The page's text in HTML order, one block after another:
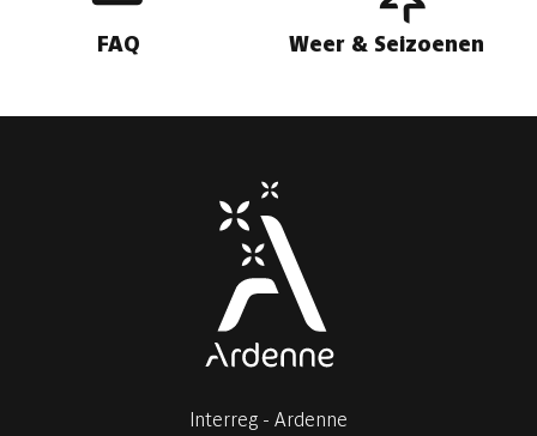
FAQ Weer & Seizoenen
Interreg - Ardenne